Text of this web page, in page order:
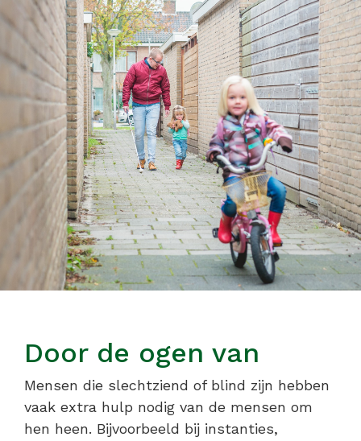
Door de ogen van
Mensen die slechtziend of blind zijn hebben
vaak extra hulp nodig van de mensen om
hen heen. Bijvoorbeeld bij instanties,